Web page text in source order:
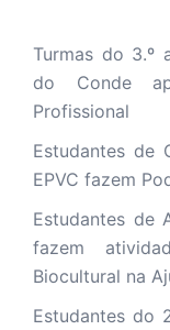
Turmas do 3.º
do Conde
Profissional
Estudantes de
EPVC fazem
Estudantes de
fazem
Biocultural na
Estudantes do